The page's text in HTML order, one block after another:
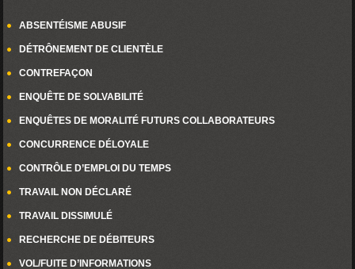
ABSENTÉISME ABUSIF
DÉTRÔNEMENT DE CLIENTÈLE
CONTREFAÇON
ENQUÊTE DE SOLVABILITÉ
ENQUÊTES DE MORALITÉ FUTURS COLLABORATEURS
CONCURRENCE DÉLOYALE
CONTRÔLE D’EMPLOI DU TEMPS
TRAVAIL NON DÉCLARÉ
TRAVAIL DISSIMULÉ
RECHERCHE DE DÉBITEURS
VOL/FUITE D’INFORMATIONS